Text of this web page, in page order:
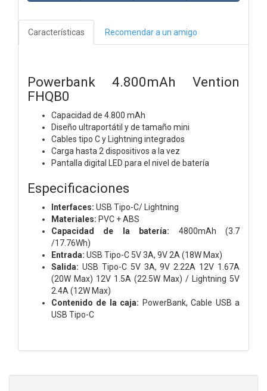
Características Recomendar a un amigo
Powerbank 4.800mAh Vention
FHQB0
Capacidad de 4.800 mAh
Diseño ultraportátil y de tamaño mini
Cables tipo C y Lightning integrados
Carga hasta 2 dispositivos a la vez
Pantalla digital LED para el nivel de batería
Especificaciones
Interfaces: USB Tipo-C/ Lightning
Materiales: PVC + ABS
Capacidad de la batería: 4800mAh (3.7
/17.76Wh)
Entrada: USB Tipo-C 5V 3A, 9V 2A (18W Max)
Salida: USB Tipo-C 5V 3A, 9V 2.22A 12V 1.67A
(20W Max) 12V 1.5A (22.5W Max) /
Lightning 5V
2.4A (12W Max)
Contenido de la caja: PowerBank, Cable USB a
USB Tipo-C